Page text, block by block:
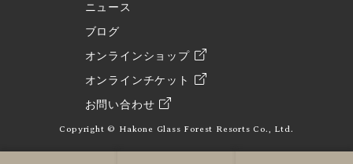
ニュース
ブログ
オンラインショップ
オンラインチケット
お問い合わせ
Copyright © Hakone Glass Forest Resorts Co., Ltd.